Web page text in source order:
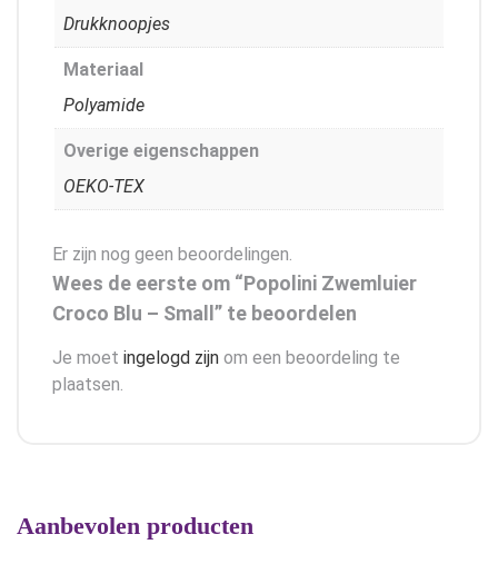
Drukknoopjes
Materiaal
Polyamide
Overige eigenschappen
OEKO-TEX
Er zijn nog geen beoordelingen.
Wees de eerste om “Popolini Zwemluier
Croco Blu – Small” te beoordelen
Je moet ingelogd zijn om een beoordeling te
plaatsen.
Aanbevolen producten